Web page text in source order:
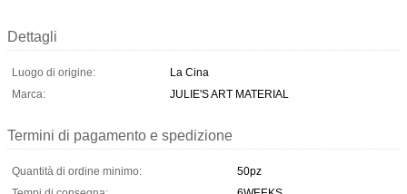
Dettagli
Luogo di origine:
La Cina
Marca:
JULIE'S ART MATERIAL
Termini di pagamento e spedizione
Quantità di ordine minimo:
50pz